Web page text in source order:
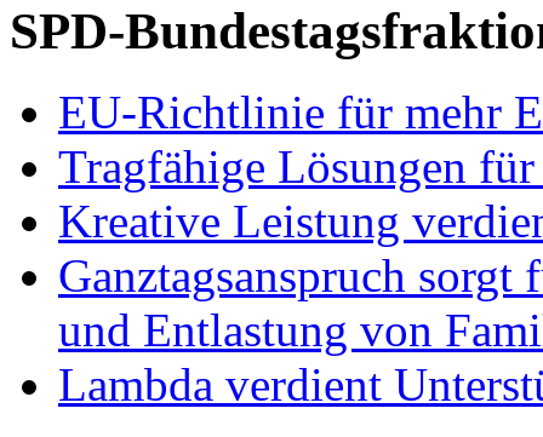
SPD-
EU-Richtlinie für mehr
Tragfähige Lösungen
Kreative Leistung
Ganztagsanspruch
und Entlastung von
Lambda verdient